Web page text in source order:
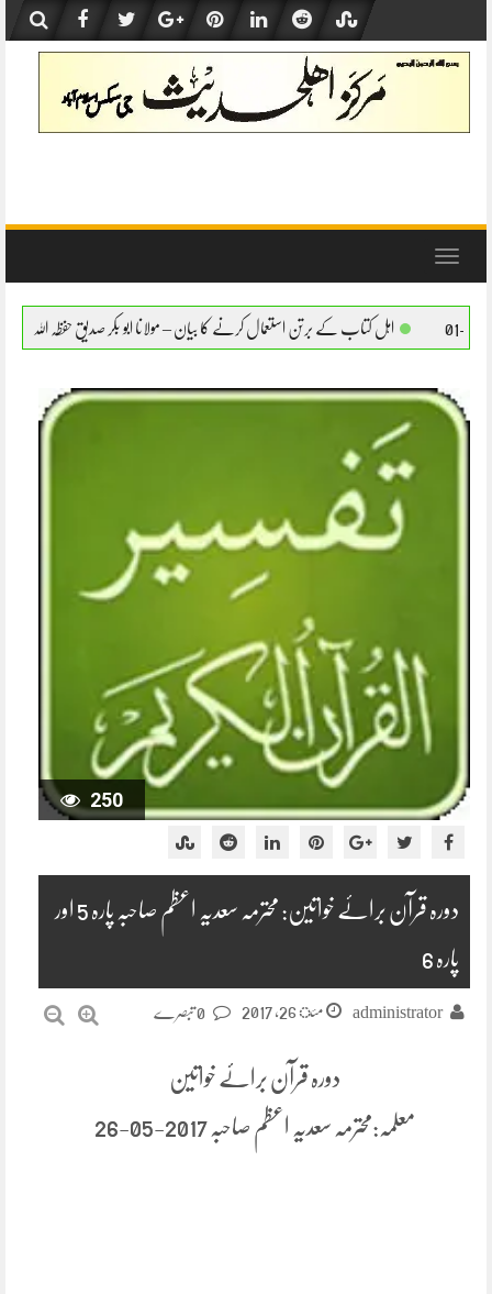
content
Toggle
برتن استعمال کرنے کا بیان – مولانا ابو بکر صدیق حفظہ اللہ اہل کتاب کے برتن
250
دورہ قرآن برائے خواتین: محترمہ سعدیہ اعظم صاحبہ پارہ 5 اور
پارہ 6
administrator مئ 26, 2017
دورہ قرآن برائے خواتین
معلمہ:محترمہ سعدیہ اعظم صاحبہ 2017-05-26